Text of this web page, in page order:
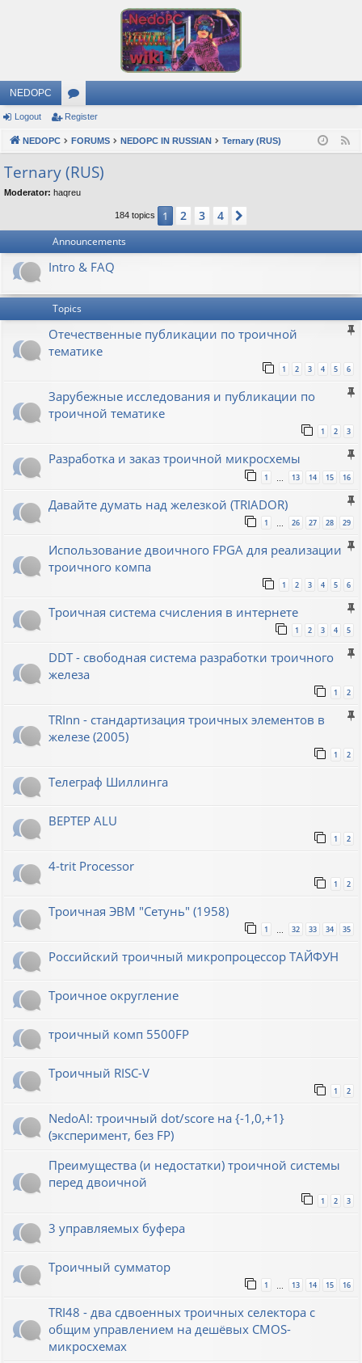
NEDOPC
or
u
m
s
Logout Register
NEDOPC FORUMS NEDOPC IN RUSSIAN Ternary (RUS)
Ternary (RUS)
Moderator: haqreu
184 topics 1 2 3 4
Announcements
Intro & FAQ
Topics
Отечественные публикации по троичной
тематике
1 2 3 4 5 6
Зарубежные исследования и публикации по
троичной тематике
1 2 3
Разработка и заказ троичной микросхемы
1 13 14 15 16
Давайте думать над железкой (TRIADOR)
1 26 27 28 29
Использование двоичного FPGA для реализации
троичного компа
1 2 3 4 5 6
Троичная система счисления в интернете
1 2 3 4 5
DDT - свободная система разработки троичного
железа
1 2
TRInn - стандартизация троичных элементов в
железе (2005)
1 2
Телеграф Шиллинга
BEPTEP ALU
1 2
4-trit Processor
1 2
Троичная ЭВМ "Сетунь" (1958)
1 … 32 33 34 35
Российский троичный микропроцессор ТАЙФУН
Троичное округление
троичный комп 5500FP
Троичный RISC-V
1 2
NedoAI: троичный dot/score на {-1,0,+1}
(эксперимент, без FP)
Преимущества (и недостатки) троичной системы
перед двоичной
1 2 3
3 управляемых буфера
Троичный сумматор
1 13 14 15 16
TRI48 - два сдвоенных троичных селектора с
общим управлением на дешёвых CMOS-
микросхемах